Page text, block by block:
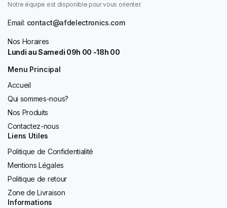
Notre équipe est disponible pour vous orienter.
Email: contact@afdelectronics.com
Nos Horaires
Lundi au Samedi 09h 00 -18h 00
Menu Principal
Accueil
Qui sommes-nous?
Nos Produits
Contactez-nous
Liens Utiles
Politique de Confidentialité
Mentions Légales
Politique de retour
Zone de Livraison
Informations